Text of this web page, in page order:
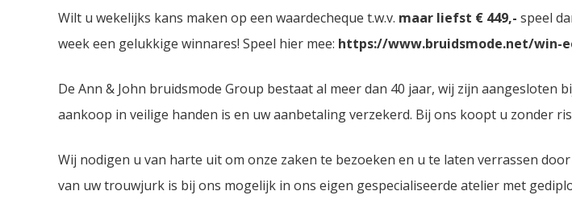
Wilt u wekelijks kans maken op een waardecheque t.w.v. maar liefst € 449,- speel
week een gelukkige winnares! Speel hier mee: https://www.bruidsmode.net/win-
De Ann & John bruidsmode Group bestaat al meer dan 40 jaar, wij zijn
aankoop in veilige handen is en uw aanbetaling verzekerd. Bij ons koopt u zonder
Wij nodigen u van harte uit om onze zaken te bezoeken en u te laten verrassen
van uw trouwjurk is bij ons mogelijk in ons eigen gespecialiseerde atelier met